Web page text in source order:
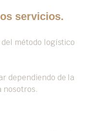
servicios.
método logístico
dependiendo de la
nosotros.